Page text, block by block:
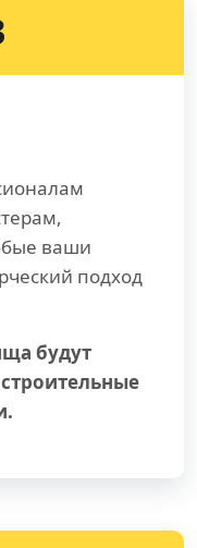
ваши
подход
будут